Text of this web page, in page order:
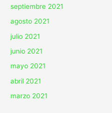
septiembre 2021
agosto 2021
julio 2021
junio 2021
mayo 2021
abril 2021
marzo 2021